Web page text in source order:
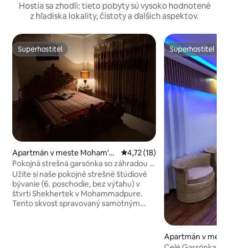
Hostia sa zhodli: tieto pobyty sú vysoko hodnotené
z hľadiska lokality, čistoty a ďalších aspektov.
Superhostiteľ
Superhostiteľ
Apartmán v meste Moham'm
adapura Thana
Priemerné ohodnotenie 4,72
4,72 (18)
Pokojná strešná garsónka so záhradou |
Bezpečná a tichá
Užite si naše pokojné strešné štúdiové
bývanie (6. poschodie, bez výťahu) v
štvrti Shekhertek v Mohammadpure.
Tento skvost spravovaný samotným
Superhostiteľ
Superhostiteľ
Apartmán v